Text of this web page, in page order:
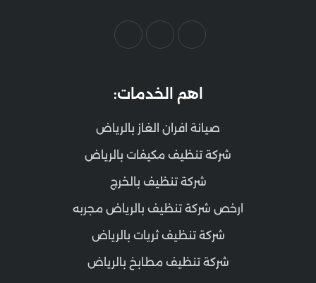
اهم الخدمات:
صيانة افران الغاز بالرياض
شركة تنظيف مكيفات بالرياض
شركة تنظيف بالخرج
ارخص شركة تنظيف بالرياض مجربه
شركة تنظيف ثريات بالرياض
شركة تنظيف مطابخ بالرياض